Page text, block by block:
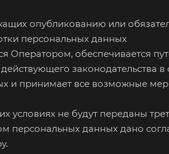
опубликованию или
персональных данных
Оператором, обеспечивается
законодательства
и принимает все возможные
условиях не будут переданы
персональных данных дано